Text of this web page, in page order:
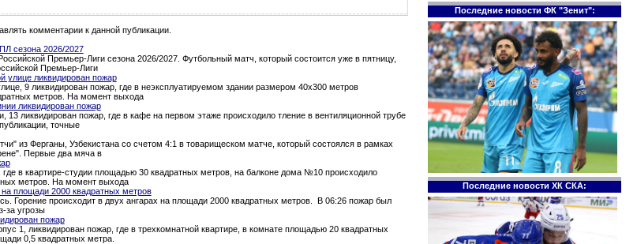
комментарии к данной публикации.
сезона 2026/2027
Премьер-Лиги сезона 2026/2027. Футбольный матч, который состоится уже в пятницу,
Премьер-Лиги
улице ликвидирован пожар
9 ликвидирован пожар, где в неэксплуатируемом здании размером 40х300 метров
метров. На момент выхода
ликвидирован пожар
13 ликвидирован пожар, где в кафе на первом этаже происходило тление в вентиляционной трубе
точные
из Ферганы, Узбекистана со счетом 4:1 в товарищеском матче, который состоялся в рамках
Первые два мяча в
в квартире-студии площадью 30 квадратных метров, на балконе дома №10 происходило
метров. На момент выхода
площади 2000 квадратных метров
Горение происходит в двух ангарах на площади 2000 квадратных метров. В 06:26 пожар был
за угрозы
пожар
1, ликвидирован пожар, где в трехкомнатной квартире, в комнате площадью 20 квадратных
0,5 квадратных метра.
Последние новости ФК "Зенит":
Последние новости ХК СКА: